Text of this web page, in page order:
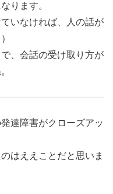
ります。
いなければ、人の話が
、会話の受け取り方が
達障害がクローズアッ
はええことだと思いま